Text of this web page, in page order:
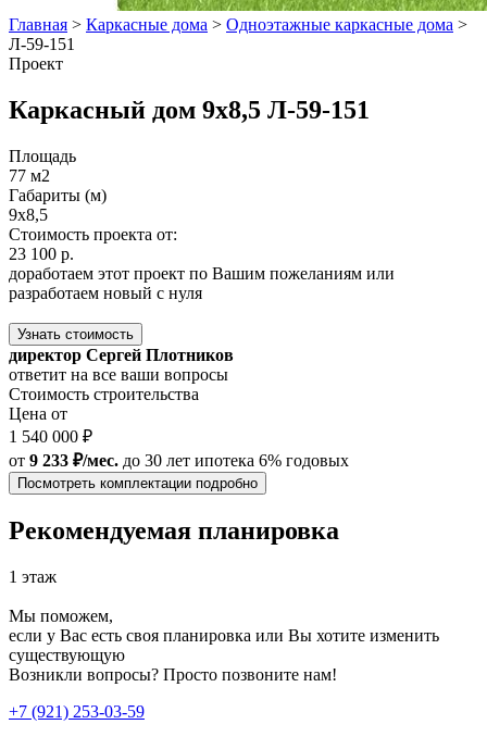
Главная > Каркасные дома > Одноэтажные каркасные дома >
Л-59-151
Проект
Каркасный дом 9x8,5 Л-59-151
Площадь
77 м2
Габариты (м)
9x8,5
Стоимость проекта от:
23 100 р.
доработаем этот проект по Вашим пожеланиям или
разработаем новый с нуля
Узнать стоимость
директор Сергей Плотников
ответит на все ваши вопросы
Стоимость строительства
Цена от
1 540 000 ₽
от 9 233 ₽/мес. до 30 лет ипотека 6% годовых
Посмотреть комплектации подробно
Рекомендуемая планировка
1 этаж
Мы поможем,
если у Вас есть своя планировка или Вы хотите изменить
существующую
Возникли вопросы? Просто позвоните нам!
+7 (921) 253-03-59